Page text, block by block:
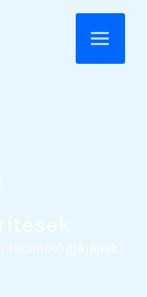
technológiájának